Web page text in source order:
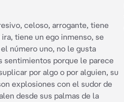
celoso, arrogante, tiene
tiene un ego inmenso, se
número uno, no le gusta
sentimientos porque le parece
por algo o por alguien, su
explosiones con el sudor de
desde sus palmas de la